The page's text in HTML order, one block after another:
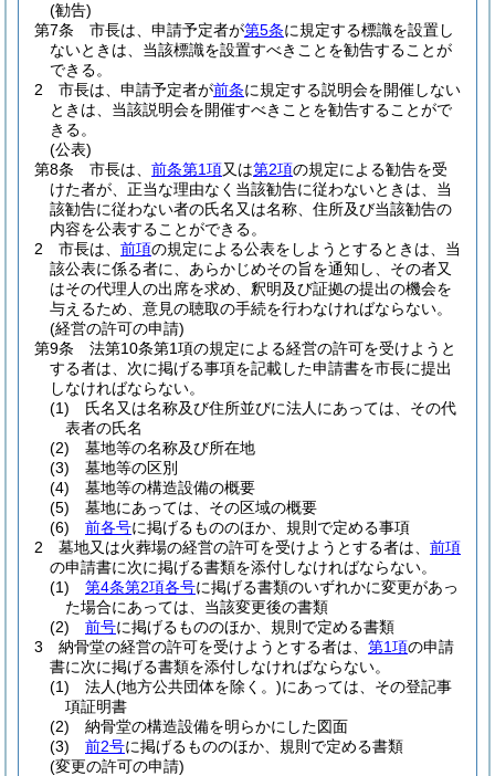
(勧告)
第7条
市長は、申請予定者が第5条に規定する標識を設置し
ないときは、当該標識を設置すべきことを勧告することが
できる。
2
市長は、申請予定者が前条に規定する説明会を開催しない
ときは、当該説明会を開催すべきことを勧告することがで
きる。
(公表)
第8条
市長は、 前条第1項又は第2項の規定による勧告を受
けた者が、正当な理由なく当該勧告に従わないときは、当
該勧告に従わない者の氏名又は名称、住所及び当該勧告の
内容を公表することができる。
2
市長は、 前項の規定による公表をしようとするときは、当
該公表に係る者に、あらかじめその旨を通知し、その者又
はその代理人の出席を求め、釈明及び証拠の提出の機会を
与えるため、意見の聴取の手続を行わなければならない。
(経営の許可の申請)
第9条
法第10条第1項の規定による経営の許可を受けようと
する者は、次に掲げる事項を記載した申請書を市長に提出
しなければならない。
(1)
氏名又は名称及び住所並びに法人にあっては、その代
表者の氏名
(2)
墓地等の名称及び所在地
(3)
墓地等の区別
(4)
墓地等の構造設備の概要
(5)
墓地にあっては、その区域の概要
(6)
前各号に掲げるもののほか、規則で定める事項
2
墓地又は火葬場の経営の許可を受けようとする者は、 前項
の申請書に次に掲げる書類を添付しなければならない。
(1)
第4条第2項各号に掲げる書類のいずれかに変更があっ
た場合にあっては、当該変更後の書類
(2)
前号に掲げるもののほか、規則で定める書類
3
納骨堂の経営の許可を受けようとする者は、 第1項の申請
書に次に掲げる書類を添付しなければならない。
(1)
法人(地方公共団体を除く。)にあっては、その登記事
項証明書
(2)
納骨堂の構造設備を明らかにした図面
(3)
前2号に掲げるもののほか、規則で定める書類
(変更の許可の申請)